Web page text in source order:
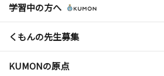
学習中の方へ
くもんの先生募集
KUMONの原点